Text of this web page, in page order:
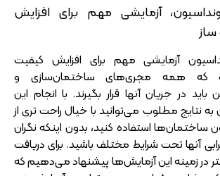
آزمایشی مهم برای افزایش
آزمایشی مهم برای افزایش کیفیت
که همه مجری‌های ساختمان‌سازی و
باید در جریان آنها قرار بگیرند. با انجام این
نتایج مطلوب می‌توانید با خیال راحت تری از
ساختمان‌ها استفاده کنید، بدون اینکه نگران
آنها تحت شرایط مختلف باشید. برای دریافت
در زمینه این آزمایش‌ها پیشنهاد می‌دهیم که